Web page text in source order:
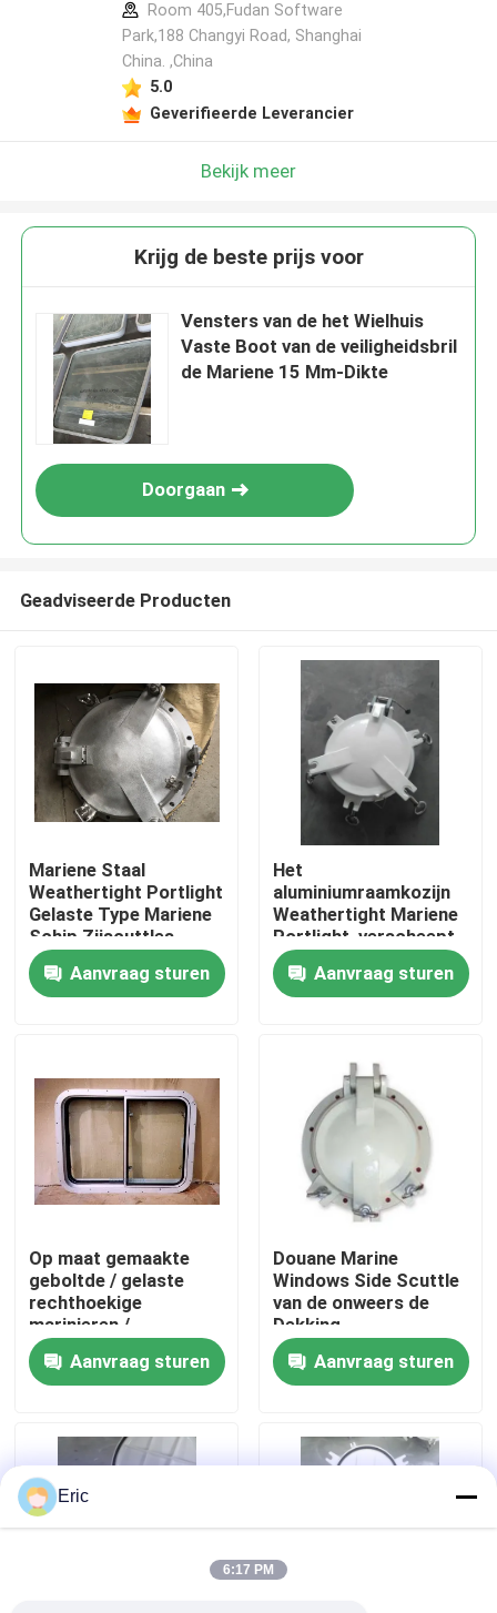
Thuis
Over ons
Fabrieksreis
Kwaliteitscontrole
Contacteer ons
Vraag een offerte aan
Company News
mariene deuren
Room 405,Fudan Software
Park,188 Changyi Road, Shanghai
China. ,China
5.0
Geverifieerde Leverancier
Bekijk meer
Krijg de beste prijs voor
Vensters van de het Wielhuis
Vaste Boot van de veiligheidsbril
de Mariene 15 Mm-Dikte
Doorgaan
Geadviseerde Producten
Mariene Staal
Weathertight Portlight
Gelaste Type Mariene
Schip Zijscuttles
Aanvraag sturen
Het
aluminiumraamkozijn
Weathertight Mariene
Portlight, verscheept
Zijscuttle
Aanvraag sturen
Op maat gemaakte
geboltde / gelaste
rechthoekige
marinieren /
marineschepen met
aluminiumlegeringsvenster
Aanvraag sturen
Douane Marine
Windows Side Scuttle
van de onweers de
Dekking
Scharnierende Cirkel
Aanvraag sturen
Eric
6:17 PM